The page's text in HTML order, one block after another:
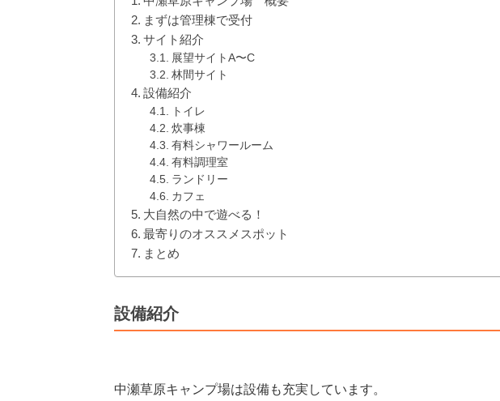
まずは管理棟で受付
サイト紹介
展望サイトA〜C
林間サイト
設備紹介
トイレ
炊事棟
有料シャワールーム
有料調理室
ランドリー
カフェ
大自然の中で遊べる！
最寄りのオススメスポット
まとめ
設備紹介
中瀬草原キャンプ場は設備も充実しています。